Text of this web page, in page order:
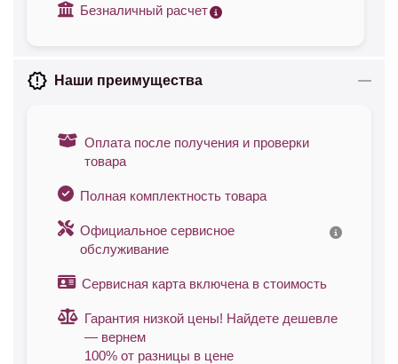
Безналичный расчет
Наши преимущества
Оплата после получения и проверки
товара
Полная комплектность товара
Официальное сервисное
обслуживание
Сервисная карта включена в стоимость
Гарантия низкой цены! Найдете дешевле
— вернем
100% от разницы в цене